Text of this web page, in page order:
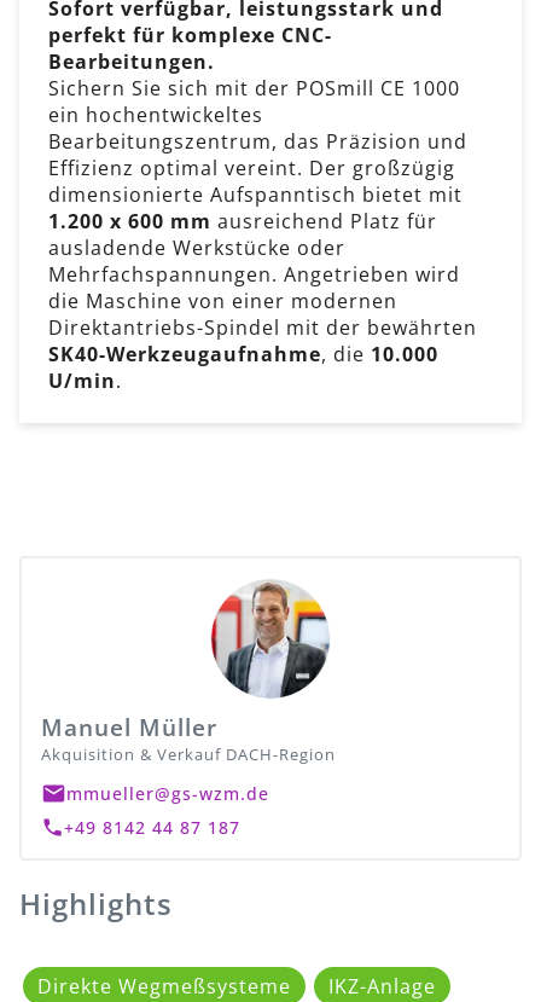
Sofort verfügbar, leistungsstark und
perfekt für komplexe CNC-
Bearbeitungen.
Sichern Sie sich mit der POSmill CE 1000
ein hochentwickeltes
Bearbeitungszentrum, das Präzision und
Effizienz optimal vereint. Der großzügig
dimensionierte Aufspanntisch bietet mit
1.200 x 600 mm ausreichend Platz für
ausladende Werkstücke oder
Mehrfachspannungen. Angetrieben wird
die Maschine von einer modernen
Direktantriebs-Spindel mit der bewährten
SK40-Werkzeugaufnahme, die 10.000
U/min.
Manuel Müller
Akquisition & Verkauf DACH-Region
mmueller@gs-wzm.de
+49 8142 44 87 187
Highlights
Direkte Wegmeßsysteme IKZ-Anlage